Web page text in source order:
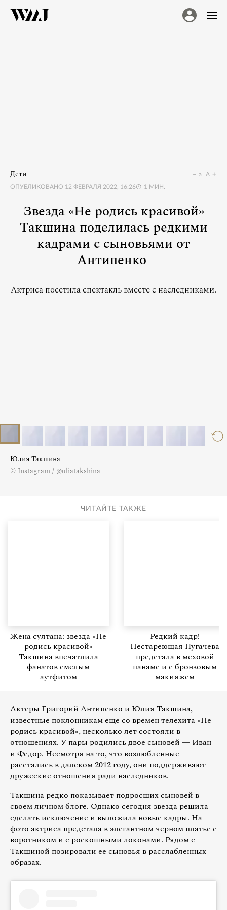
Дети
ОПУБЛИКОВАНО 12 ФЕВРАЛЯ 2022, 16:26 1 МИН.
a A
Звезда «Не родись красивой»
Такшина поделилась редкими
кадрами с сыновьями от
Антипенко
Актриса посетила спектакль вместе с наследниками.
Юлия Такшина
© Instagram / @uliatakshina
ЧИТАЙТЕ ТАКЖЕ
Жена султана: звезда «Не
родись красивой»
Такшина впечатлила
фанатов смелым
аутфитом
Редкий кадр!
Нестареющая Пугачева
предстала в меховой
панаме и с бронзовым
макияжем
Актеры Григорий Антипенко и Юлия Такшина,
известные поклонникам еще со времен телехита «Не
родись красивой», несколько лет состояли в
отношениях. У пары родились двое сыновей — Иван
и Федор. Несмотря на то, что возлюбленные
расстались в далеком 2012 году, они поддерживают
дружеские отношения ради наследников.
Такшина редко показывает подросших сыновей в
своем личном блоге. Однако сегодня звезда решила
сделать исключение и выложила новые кадры. На
фото актриса предстала в элегантном черном платье с
воротником и с роскошными локонами. Рядом с
Такшиной позировали ее сыновья в расслабленных
образах.